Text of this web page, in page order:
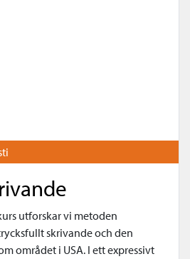
utforskar vi metoden
skrivande och den
området i USA. I ett expressivt